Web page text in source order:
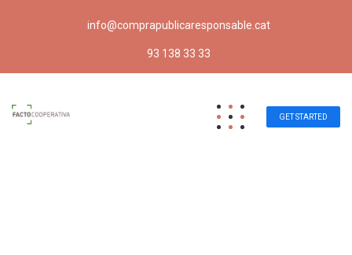
info@comprapublicaresponsable.cat
93 138 33 33
GET STARTED